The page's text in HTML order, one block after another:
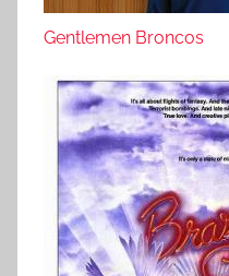
Gentlemen Broncos